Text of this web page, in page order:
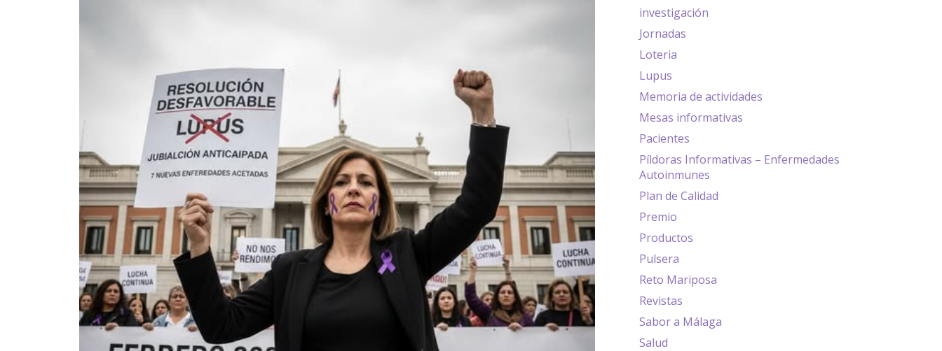
investigación
Jornadas
Loteria
Lupus
Memoria de actividades
Mesas informativas
Pacientes
Píldoras Informativas – Enfermedades
Autoinmunes
Plan de Calidad
Premio
Productos
Pulsera
Reto Mariposa
Revistas
Sabor a Málaga
Salud